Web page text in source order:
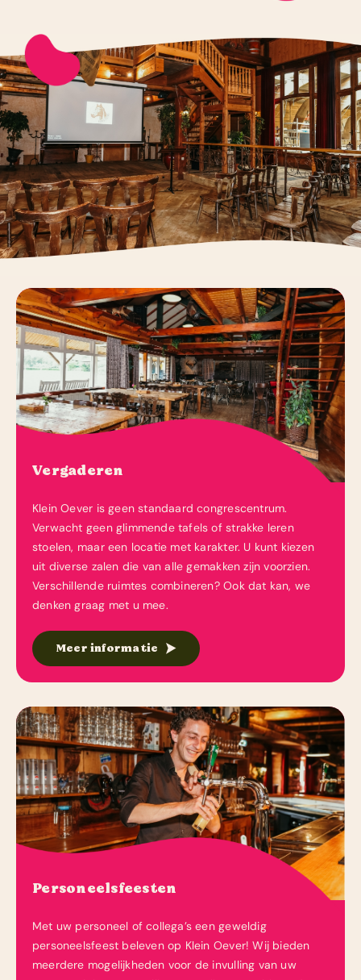
Vergaderen
Klein Oever is geen standaard congrescentrum.
Verwacht geen glimmende tafels of strakke leren
stoelen, maar een locatie met karakter. U kunt kiezen
uit diverse zalen die van alle gemakken zijn voorzien.
Verschillende ruimtes combineren? Ook dat kan, we
denken graag met u mee.
Meer informatie
Personeelsfeesten
Met uw personeel of collega’s een geweldig
personeelsfeest beleven op Klein Oever! Wij bieden
meerdere mogelijkheden voor de invulling van uw